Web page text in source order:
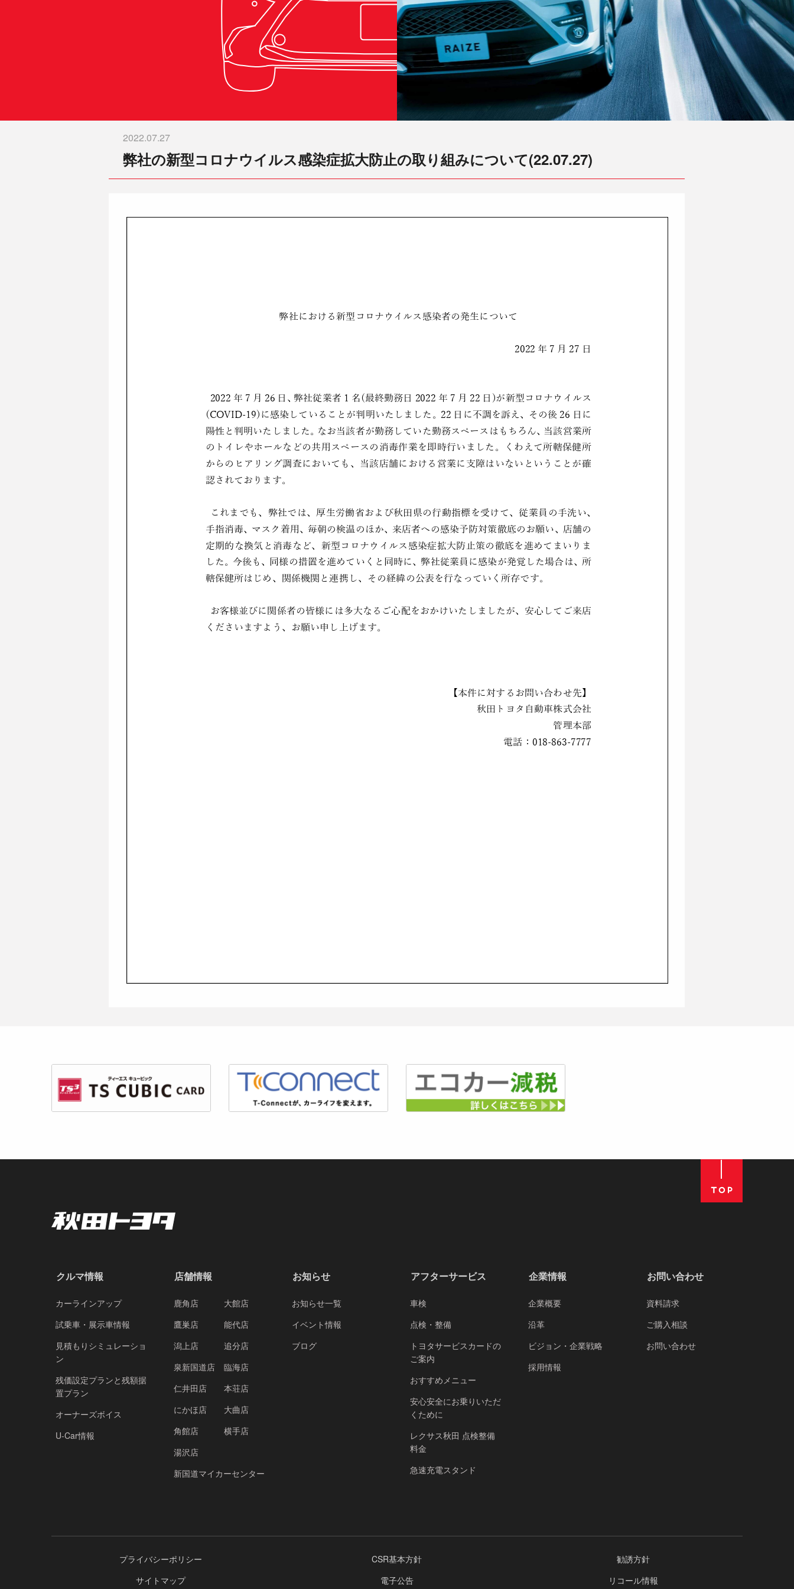
2022.07.27
弊社の新型コロナウイルス感染症拡大防止の取り組みについて(22.07.27)
クルマ情報
カーラインアップ
試乗車・展示車情報
見積もりシミュレーショ
ン
残価設定プランと残額据
置プラン
オーナーズボイス
U-Car情報
店舗情報
鹿角店
大館店
鷹巣店
能代店
潟上店
追分店
泉新国道店
臨海店
仁井田店
本荘店
にかほ店
大曲店
角館店
横手店
湯沢店
新国道マイカーセンター
お知らせ
お知らせ一覧
イベント情報
ブログ
アフターサービス
車検
点検・整備
トヨタサービスカードの
ご案内
おすすめメニュー
安心安全にお乗りいただ
くために
レクサス秋田 点検整備
料金
急速充電スタンド
企業情報
企業概要
沿革
ビジョン・企業戦略
採用情報
お問い合わせ
資料請求
ご購入相談
お問い合わせ
プライバシーポリシー CSR基本方針
勧誘方針
サイトマップ
電子公告 リコール情報